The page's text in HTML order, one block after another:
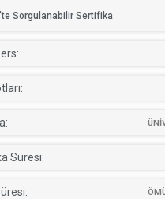
Sorgulanabilir Sertifika
Süresi: